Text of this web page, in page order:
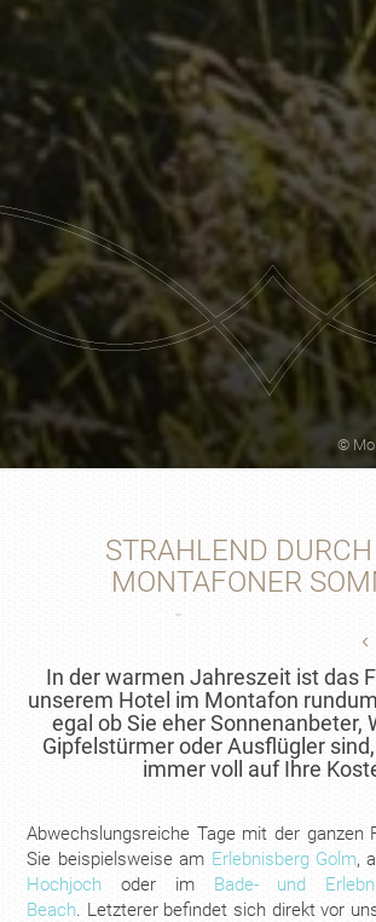
©
STRAHLEND
MONTAFONER
In der warmen Jahreszeit ist das
unserem Hotel im Montafon
egal ob Sie eher Sonnenanbeter,
Gipfelstürmer oder Ausflügler
immer voll auf Ihre
Abwechslungsreiche Tage mit der ganzen
Sie beispielsweise am Erlebnisberg Golm,
Hochjoch oder im Bade- und
Beach . Letzterer befindet sich direkt vor